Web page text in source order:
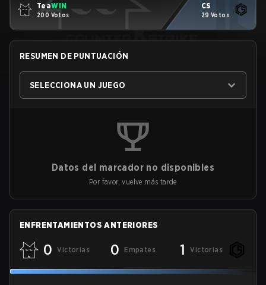
TeaWIN
200 Votos
CS
29 Votos
RESUMEN DE PUNTUACIÓN
SELECCIONA UN JUEGO
Datos del marcador no disponibles
Por favor, vuelve más tarde
ENFRENTAMIENTOS ANTERIORES
0 Victorias 0 Empates 1 Victorias